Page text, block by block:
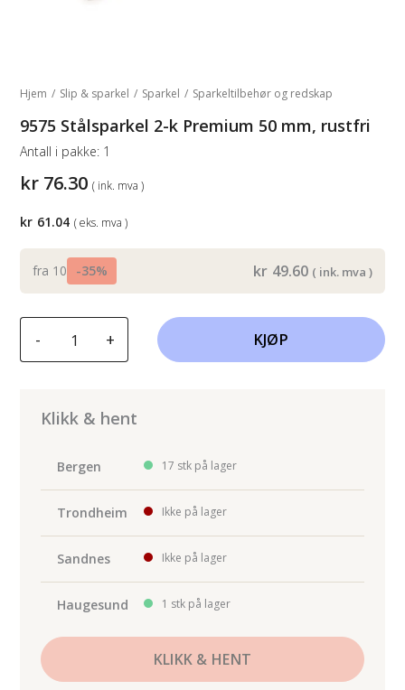
Hjem / Slip & sparkel / Sparkel / Sparkeltilbehør og redskap
9575 Stålsparkel 2-k Premium 50 mm, rustfri
kr 76.30 ( ink. mva )
fra 10 -35% kr 49.60 ( ink. mva )
Antall i pakke: 1
-
Stålsparkel
Premium
rustfri
+ KJØP
Klikk & hent
Bergen 17 stk på lager
Trondheim Ikke på lager
Sandnes Ikke på lager
Haugesund 1 stk på lager
KLIKK & HENT
kr 61.04 ( eks. mva )